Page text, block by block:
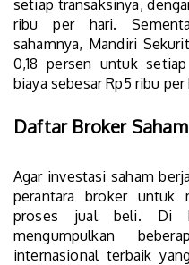
setiap transaksinya,
ribu per hari.
sahamnya, Mandiri
0,18 persen untuk
biaya sebesar Rp5 ribu per
Daftar Broker
Agar investasi saham
perantara broker untuk
proses jual beli. Di
mengumpulkan
internasional terbaik